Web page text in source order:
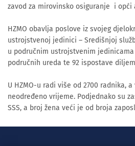
zavod za mirovinsko osiguranje i opći
HZMO obavlja poslove iz svojeg
ustrojstvenoj jedinici – Središnjoj
u područnim ustrojstvenim
područnih ureda te 92 ispostave
U HZMO-u radi više od 2700 radnika,
neodređeno vrijeme. Podjednako su
SSS, a broj žena veći je od broja